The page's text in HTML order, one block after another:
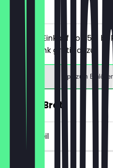
vor Ort
Ab einem Einkauf von 5€
Heißgetränk gratis dazu.
App zum
30% auf Brot
~€ 2 Vorteil